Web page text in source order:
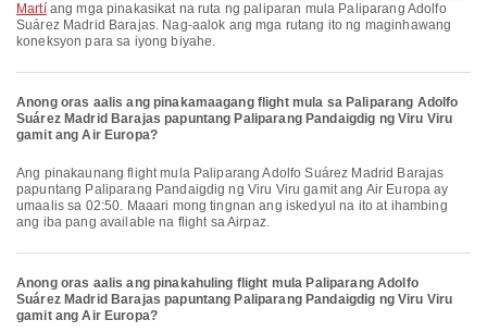
Martíang mga pinakasikat na ruta ng paliparan mula Paliparang Adolfo
Suárez Madrid Barajas. Nag-aalok ang mga rutang ito ng maginhawang
koneksyon para sa iyong biyahe.
Anong oras aalis ang pinakamaagang flight mula sa Paliparang Adolfo
Suárez Madrid Barajas papuntang Paliparang Pandaigdig ng Viru Viru
gamit ang Air Europa?
Ang pinakaunang flight mula Paliparang Adolfo Suárez Madrid Barajas
papuntang Paliparang Pandaigdig ng Viru Viru gamit ang Air Europa ay
umaalis sa 02:50. Maaari mong tingnan ang iskedyul na ito at ihambing
ang iba pang available na flight sa Airpaz.
Anong oras aalis ang pinakahuling flight mula Paliparang Adolfo
Suárez Madrid Barajas papuntang Paliparang Pandaigdig ng Viru Viru
gamit ang Air Europa?